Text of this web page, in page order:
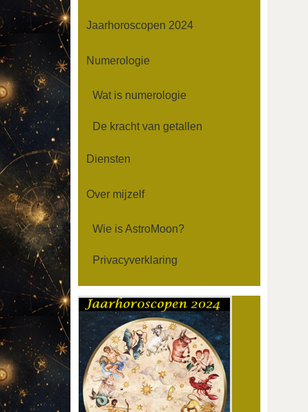
Jaarhoroscopen 2024
Numerologie
Wat is numerologie
De kracht van getallen
Diensten
Over mijzelf
Wie is AstroMoon?
Privacyverklaring